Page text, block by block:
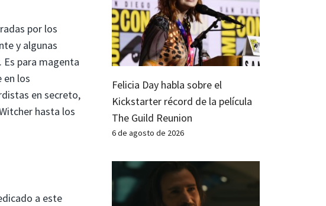
por los
y algunas
para magenta
en los
en secreto,
hasta los
a este
Felicia Day habla sobre el
Kickstarter récord de la película
The Guild Reunion
6 de agosto de 2026